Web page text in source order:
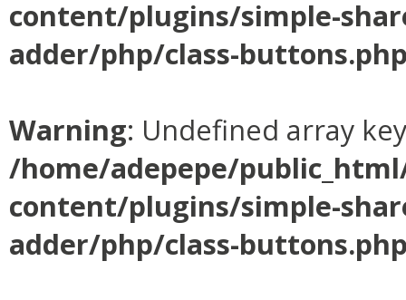
content/plugins/simple-
adder/php/class-
Warning: Undefined array
/home/adepepe/
content/plugins/simple-
adder/php/class-